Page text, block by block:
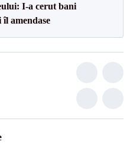
I-a cerut bani
amendase